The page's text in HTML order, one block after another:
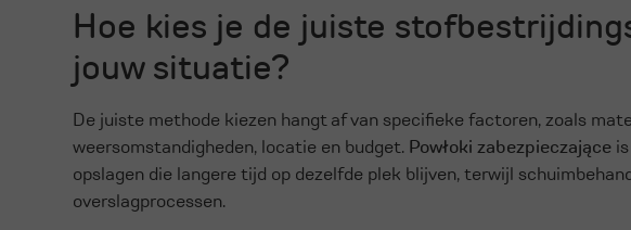
Hoe kies je de juiste
jouw situatie?
De juiste methode kiezen hangt af van specifieke factoren, zoals
weersomstandigheden, locatie en budget. Powłoki zabezpieczające
opslagen die langere tijd op dezelfde plek blijven, terwijl
overslagprocessen.